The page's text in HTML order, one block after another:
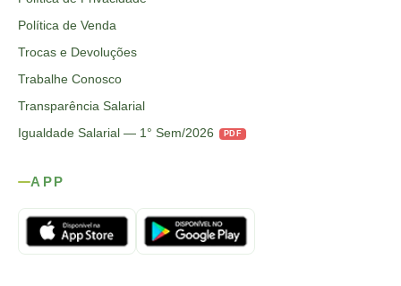
Política de Venda
Trocas e Devoluções
Trabalhe Conosco
Transparência Salarial
Igualdade Salarial — 1° Sem/2026
PDF
APP